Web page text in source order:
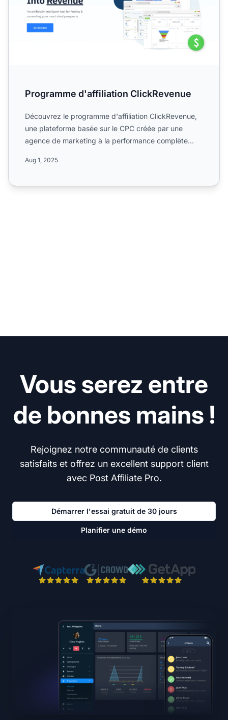
Programme d'affiliation ClickRevenue
Découvrez le programme d'affiliation ClickRevenue,
une plateforme basée sur le CPC créée par une
agence de marketing à la performance complète
Aug 1, 2025
Vous serez entre
de bonnes mains !
Rejoignez notre communauté de clients
satisfaits et offrez un excellent support client
avec Post Affiliate Pro.
Démarrer l'essai gratuit de 30 jours
Planifier une démo